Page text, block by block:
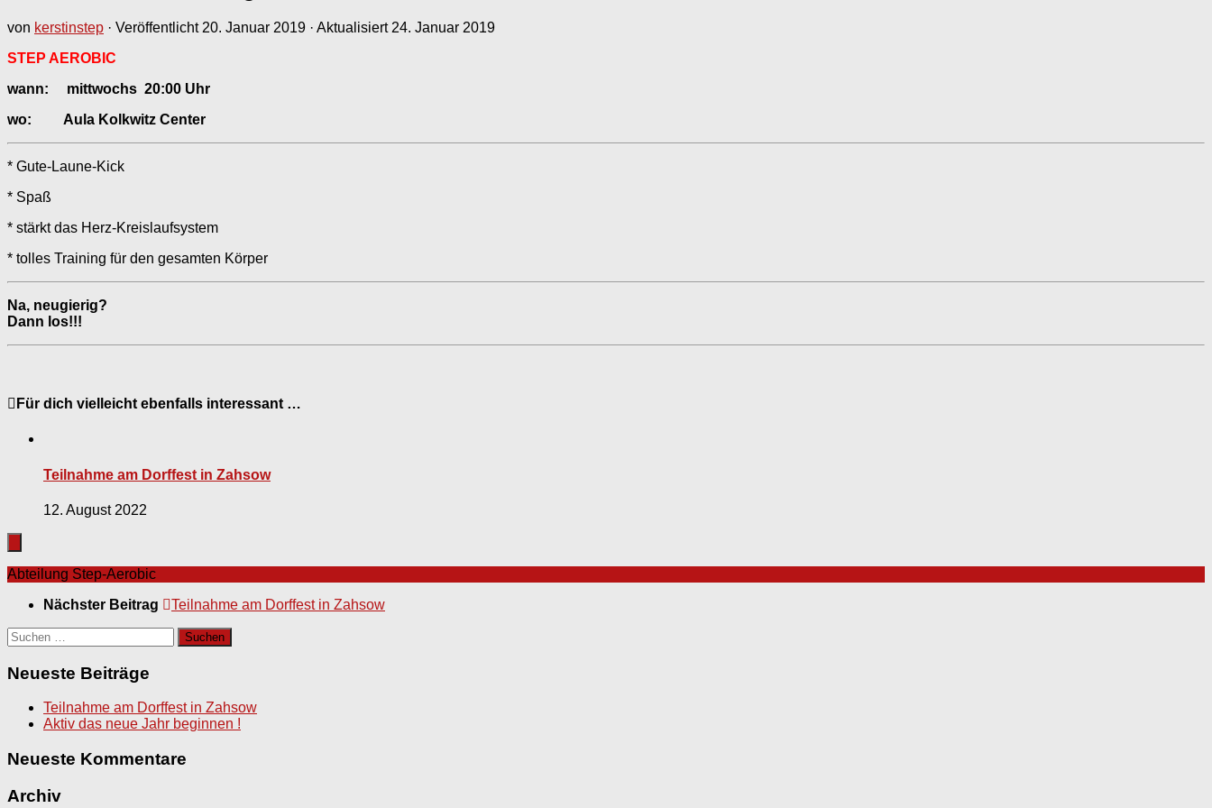
von kerstinstep · Veröffentlicht 20. Januar 2019 · Aktualisiert 24. Januar 2019
STEP AEROBIC
wann: mittwochs 20:00 Uhr
wo: Aula Kolkwitz Center
* Gute-Laune-Kick
* Spaß
* stärkt das Herz-Kreislaufsystem
* tolles Training für den gesamten Körper
Na, neugierig?
Dann los!!!
Für dich vielleicht ebenfalls interessant …
Teilnahme am Dorffest in Zahsow
12. August 2022
Abteilung Step-Aerobic
Nächster Beitrag
Teilnahme am Dorffest in Zahsow
Suchen
nach:
Neueste Beiträge
Teilnahme am Dorffest in Zahsow
Aktiv das neue Jahr beginnen !
Neueste Kommentare
Archiv